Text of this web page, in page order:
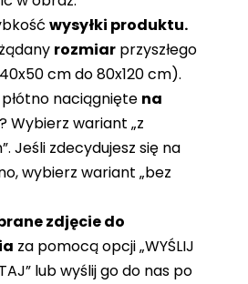
wysyłki produktu.
rozmiar przyszłego
cm do 80x120 cm).
naciągnięte na
? Wybierz wariant „z
Jeśli zdecydujesz się na
wybierz wariant „bez
zdjęcie do
za pomocą opcji „WYŚLIJ
lub wyślij go do nas po